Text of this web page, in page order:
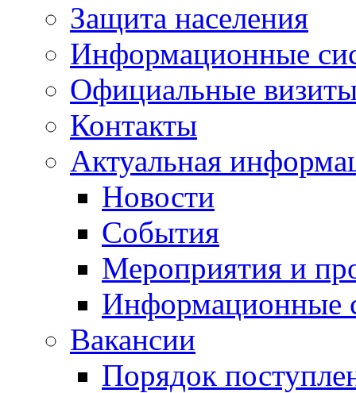
Защита населения
Информационные
Официальные
Контакты
Актуальная
Новости
События
Мероприятия и
Информационные
Вакансии
Порядок